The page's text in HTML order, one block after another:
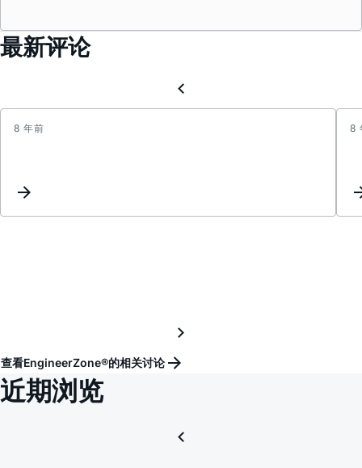
最新评论
8 年前 8
查看EngineerZone®的相关讨论
近期浏览